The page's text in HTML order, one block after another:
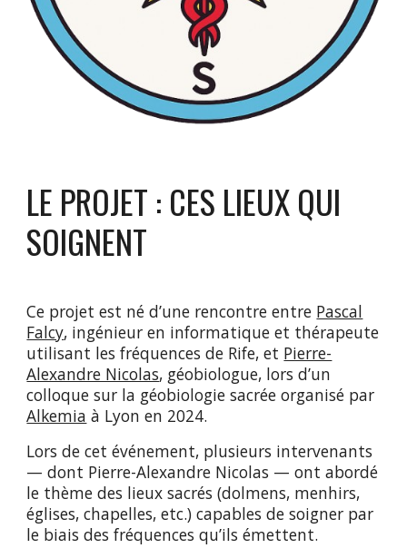
LE PROJET : CES LIEUX QUI
SOIGNENT
Ce projet est né d’une rencontre entre Pascal
Falcy, ingénieur en informatique et thérapeute
utilisant les fréquences de Rife, et Pierre-
Alexandre Nicolas, géobiologue, lors d’un
colloque sur la géobiologie sacrée organisé par
Alkemia à Lyon en 2024.
Lors de cet événement, plusieurs intervenants
— dont Pierre-Alexandre Nicolas — ont abordé
le thème des lieux sacrés (dolmens, menhirs,
églises, chapelles, etc.) capables de soigner par
le biais des fréquences qu’ils émettent.